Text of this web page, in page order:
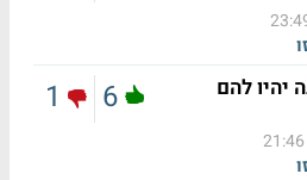
יהיו להם
6
1